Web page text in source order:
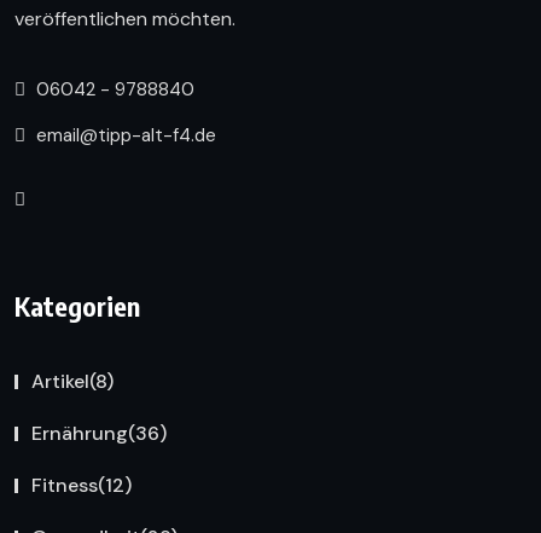
veröffentlichen möchten.
06042 - 9788840
email@tipp-alt-f4.de
Kategorien
Artikel(8)
Ernährung(36)
Fitness(12)